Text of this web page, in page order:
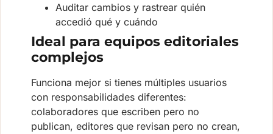
Auditar cambios y rastrear quién
accedió qué y cuándo
Ideal para equipos editoriales
complejos
Funciona mejor si tienes múltiples usuarios
con responsabilidades diferentes:
colaboradores que escriben pero no
publican, editores que revisan pero no crean,